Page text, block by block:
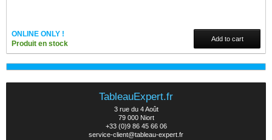
ONLINE ONLY !
Produit en stock
Add to cart
TableauExpert.fr
3 rue du 4 Août
79 000 Niort
+33 (0)9 86 45 66 06
service-client@tableau-expert.fr